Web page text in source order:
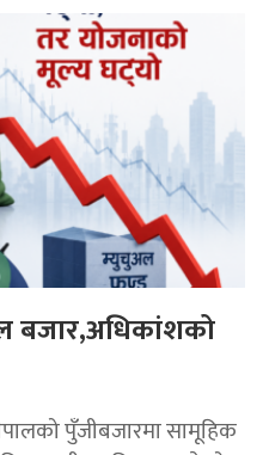
बजार,अधिकांशको
पुँजीबजारमा सामूहिक